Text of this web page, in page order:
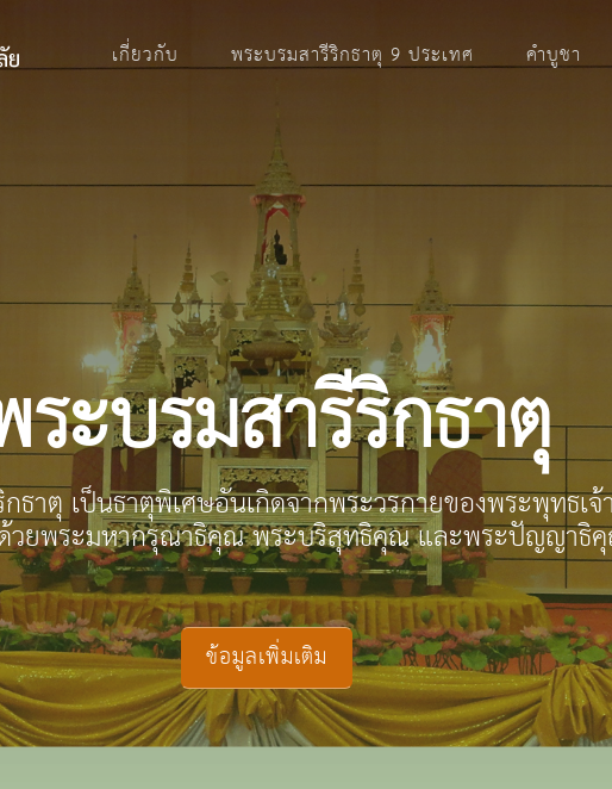
เกี่ยวกับ พระบรมสารีริกธาตุ 9 ประเทศ คำบูชา
ะบรมสารีริกธาตุ
ธาตุ เป็นธาตุพิเศษอันเกิดจากพระวรกายของพระพุทธเจ้
วยพระมหากรุณาธิคุณ พระบริสุทธิคุณ และพระปัญญาธิ
ข้อมูลเพิ่มเติม